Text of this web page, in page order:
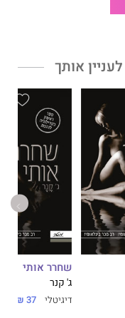
אותך
שחרר אותי
ג' קנר
דיגיטלי 37 ₪